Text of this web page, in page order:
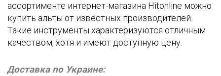
ассортименте интернет-магазина Hitonline можно
купить альты от известных производителей.
Такие инструменты характеризуются отличным
качеством, хотя и имеют доступную цену.
Доставка по Украине: